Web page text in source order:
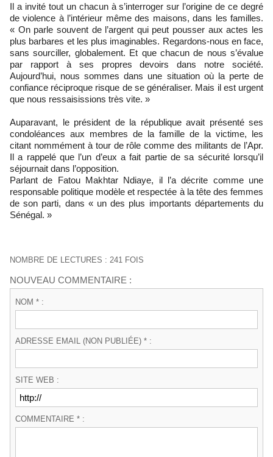
Il a invité tout un chacun à s’interroger sur l’origine de ce degré
de violence à l’intérieur même des maisons, dans les familles.
« On parle souvent de l’argent qui peut pousser aux actes les
plus barbares et les plus imaginables. Regardons-nous en face,
sans sourciller, globalement. Et que chacun de nous s’évalue
par rapport à ses propres devoirs dans notre société.
Aujourd’hui, nous sommes dans une situation où la perte de
confiance réciproque risque de se généraliser. Mais il est urgent
que nous ressaisissions très vite. »
Auparavant, le président de la république avait présenté ses
condoléances aux membres de la famille de la victime, les
citant nommément à tour de rôle comme des militants de l’Apr.
Il a rappelé que l’un d’eux a fait partie de sa sécurité lorsqu’il
séjournait dans l’opposition.
Parlant de Fatou Makhtar Ndiaye, il l’a décrite comme une
responsable politique modèle et respectée à la tête des femmes
de son parti, dans « un des plus importants départements du
Sénégal. »
NOMBRE DE LECTURES : 241 FOIS
NOUVEAU COMMENTAIRE :
NOM * :
ADRESSE EMAIL (NON PUBLIÉE) * :
SITE WEB :
COMMENTAIRE * :